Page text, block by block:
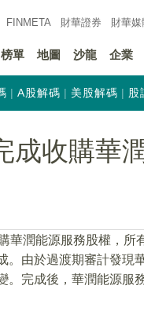
FINMETA 財華證券 財華媒
榜單 地圖 沙龍 企業
A股解碼 美股解碼 股
成收購華
華潤能源服務股權，所
由於過渡期審計發現
。完成後，華潤能源服